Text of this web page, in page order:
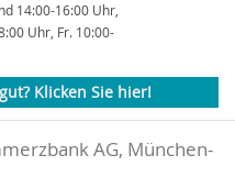
14:00-16:00 Uhr,
Uhr, Fr. 10:00-
Klicken Sie hier!
AG, München-